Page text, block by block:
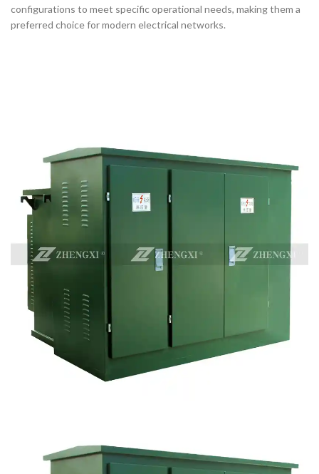
configurations to meet specific operational needs, making them a
preferred choice for modern electrical networks.